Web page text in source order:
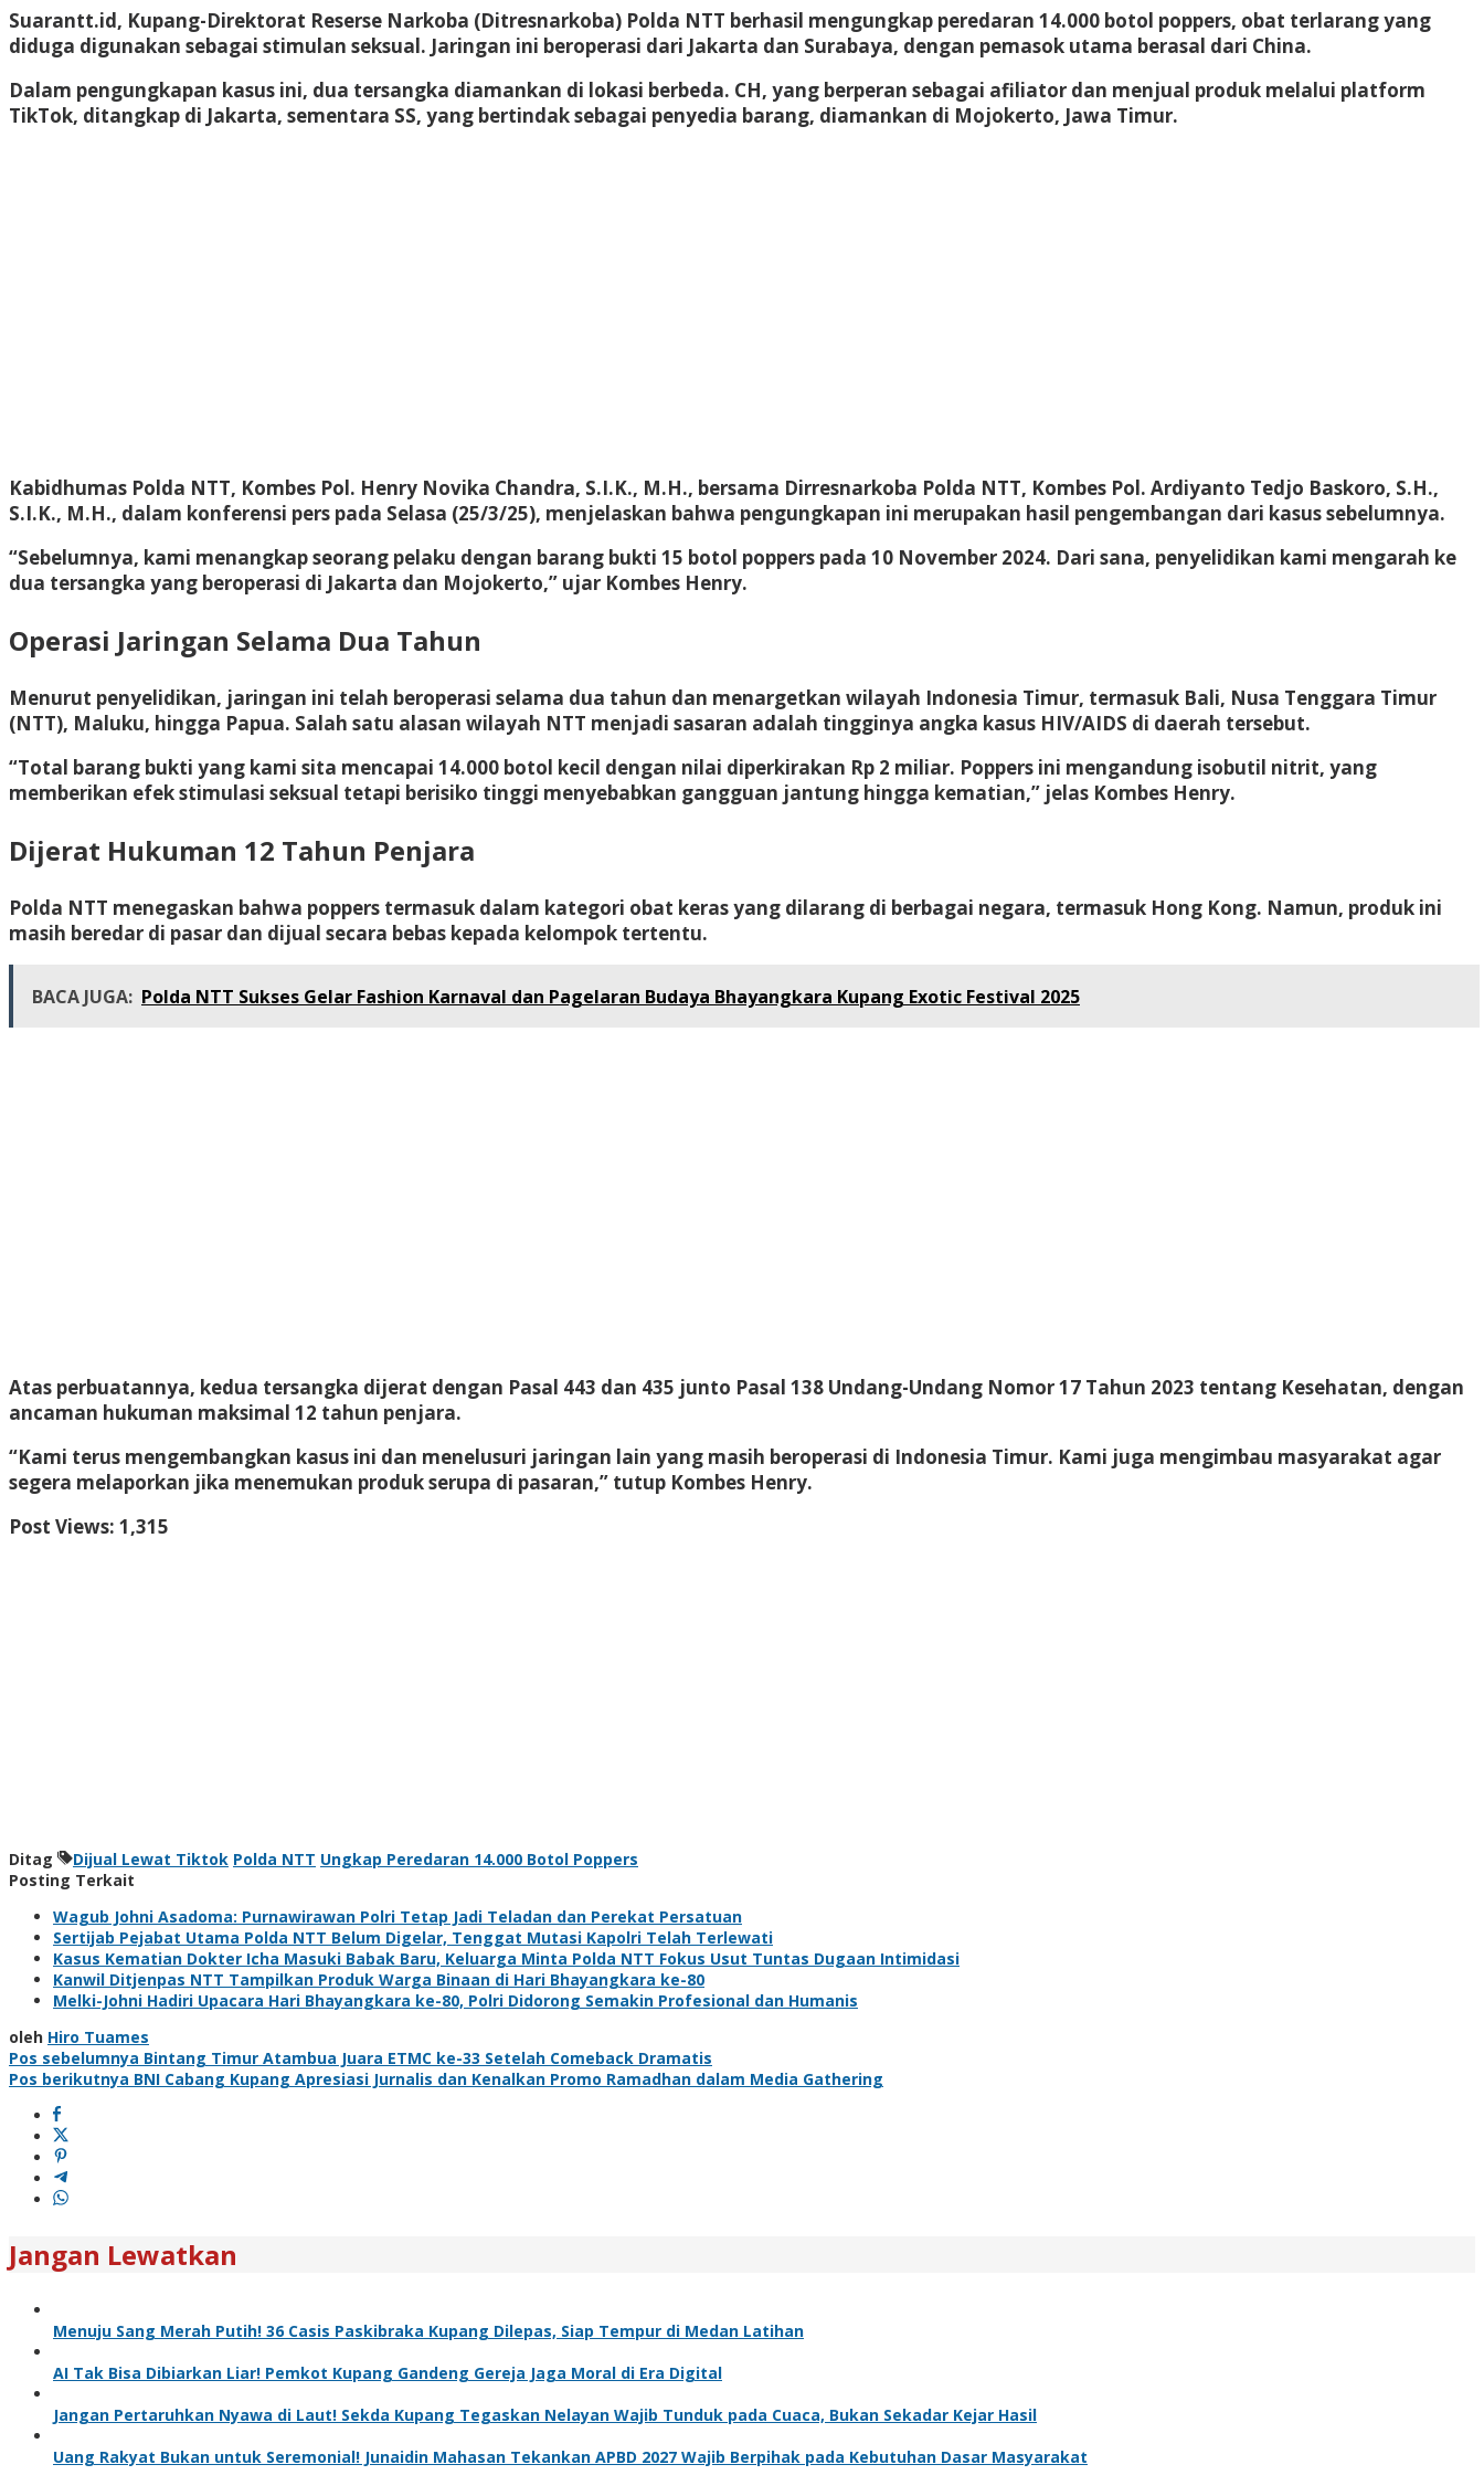
Suarantt.id, Kupang-Direktorat Reserse Narkoba (Ditresnarkoba) Polda NTT berhasil mengungkap peredaran 14.000 botol poppers, obat terlarang yang
diduga digunakan sebagai stimulan seksual. Jaringan ini beroperasi dari Jakarta dan Surabaya, dengan pemasok utama berasal dari China.
Dalam pengungkapan kasus ini, dua tersangka diamankan di lokasi berbeda. CH, yang berperan sebagai afiliator dan menjual produk melalui platform
TikTok, ditangkap di Jakarta, sementara SS, yang bertindak sebagai penyedia barang, diamankan di Mojokerto, Jawa Timur.
Kabidhumas Polda NTT, Kombes Pol. Henry Novika Chandra, S.I.K., M.H., bersama Dirresnarkoba Polda NTT, Kombes Pol. Ardiyanto Tedjo Baskoro, S.H.,
S.I.K., M.H., dalam konferensi pers pada Selasa (25/3/25), menjelaskan bahwa pengungkapan ini merupakan hasil pengembangan dari kasus sebelumnya.
“Sebelumnya, kami menangkap seorang pelaku dengan barang bukti 15 botol poppers pada 10 November 2024. Dari sana, penyelidikan kami mengarah ke
dua tersangka yang beroperasi di Jakarta dan Mojokerto,” ujar Kombes Henry.
Operasi Jaringan Selama Dua Tahun
Menurut penyelidikan, jaringan ini telah beroperasi selama dua tahun dan menargetkan wilayah Indonesia Timur, termasuk Bali, Nusa Tenggara Timur
(NTT), Maluku, hingga Papua. Salah satu alasan wilayah NTT menjadi sasaran adalah tingginya angka kasus HIV/AIDS di daerah tersebut.
“Total barang bukti yang kami sita mencapai 14.000 botol kecil dengan nilai diperkirakan Rp 2 miliar. Poppers ini mengandung isobutil nitrit, yang
memberikan efek stimulasi seksual tetapi berisiko tinggi menyebabkan gangguan jantung hingga kematian,” jelas Kombes Henry.
Dijerat Hukuman 12 Tahun Penjara
Polda NTT menegaskan bahwa poppers termasuk dalam kategori obat keras yang dilarang di berbagai negara, termasuk Hong Kong. Namun, produk ini
masih beredar di pasar dan dijual secara bebas kepada kelompok tertentu.
BACA JUGA: Polda NTT Sukses Gelar Fashion Karnaval dan Pagelaran Budaya Bhayangkara Kupang Exotic Festival 2025
Atas perbuatannya, kedua tersangka dijerat dengan Pasal 443 dan 435 junto Pasal 138 Undang-Undang Nomor 17 Tahun 2023 tentang Kesehatan, dengan
ancaman hukuman maksimal 12 tahun penjara.
“Kami terus mengembangkan kasus ini dan menelusuri jaringan lain yang masih beroperasi di Indonesia Timur. Kami juga mengimbau masyarakat agar
segera melaporkan jika menemukan produk serupa di pasaran,” tutup Kombes Henry.
Post Views: 1,315
Ditag Dijual Lewat Tiktok Polda NTT Ungkap Peredaran 14.000 Botol Poppers
Posting Terkait
Wagub Johni Asadoma: Purnawirawan Polri Tetap Jadi Teladan dan Perekat Persatuan
Sertijab Pejabat Utama Polda NTT Belum Digelar, Tenggat Mutasi Kapolri Telah Terlewati
Kasus Kematian Dokter Icha Masuki Babak Baru, Keluarga Minta Polda NTT Fokus Usut Tuntas Dugaan Intimidasi
Kanwil Ditjenpas NTT Tampilkan Produk Warga Binaan di Hari Bhayangkara ke-80
Melki-Johni Hadiri Upacara Hari Bhayangkara ke-80, Polri Didorong Semakin Profesional dan Humanis
oleh Hiro Tuames
Navigasi
pos
Pos sebelumnya Bintang Timur Atambua Juara ETMC ke-33 Setelah Comeback Dramatis
Pos berikutnya BNI Cabang Kupang Apresiasi Jurnalis dan Kenalkan Promo Ramadhan dalam Media Gathering
Jangan Lewatkan
Menuju Sang Merah Putih! 36 Casis Paskibraka Kupang Dilepas, Siap Tempur di Medan Latihan
AI Tak Bisa Dibiarkan Liar! Pemkot Kupang Gandeng Gereja Jaga Moral di Era Digital
Jangan Pertaruhkan Nyawa di Laut! Sekda Kupang Tegaskan Nelayan Wajib Tunduk pada Cuaca, Bukan Sekadar Kejar Hasil
Uang Rakyat Bukan untuk Seremonial! Junaidin Mahasan Tekankan APBD 2027 Wajib Berpihak pada Kebutuhan Dasar Masyarakat